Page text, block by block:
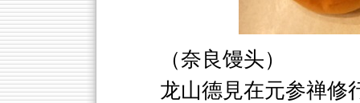
（奈良馒头）
龙山德見在元参禅修